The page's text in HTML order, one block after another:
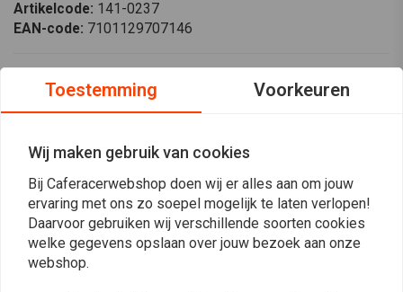
Artikelcode: 141-0237
EAN-code: 7101129707146
Honda ST 1100 Pan
Europese Vorkveren Set
(met ABS/TCS) 1991-
1996
Verbeter uw rijervaring met de Hagon Progressive vorkveren, speciaal
ontworpen voor de Honda ST 1100 Pan European modellen van 1991 tot
1996. Deze high-performance vorkveren zijn ontworpen om de handling
Lees meer
Toestemming Voorkeuren
Wij maken gebruik van cookies
Bij Caferacerwebshop doen wij er alles aan om jouw
ervaring met ons zo soepel mogelijk te laten verlopen!
Daarvoor gebruiken wij verschillende soorten cookies
welke gegevens opslaan over jouw bezoek aan onze
webshop.